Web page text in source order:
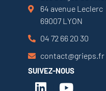
64 avenue Leclerc
69007 LYON
04 72 66 20 30
contact@grieps.fr
SUIVEZ-NOUS